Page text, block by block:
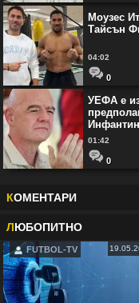
Моузес
Тайсън
04:02
0
УЕФА е
01:42
0
КОМЕНТАРИ
ЛЮБОПИТНО
FUTBOL-TV